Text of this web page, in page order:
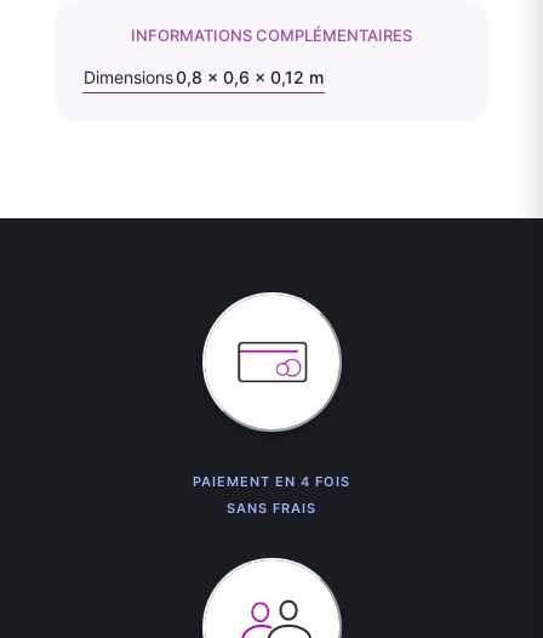
INFORMATIONS COMPLÉMENTAIRES
Dimensions0,8 × 0,6 × 0,12 m
PAIEMENT EN 4 FOIS
SANS FRAIS